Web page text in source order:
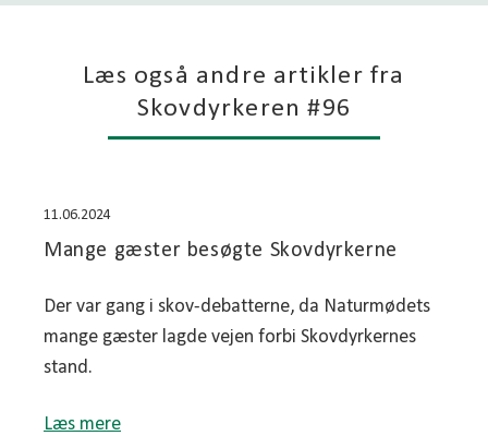
Læs også andre artikler fra
Skovdyrkeren #96
11.06.2024
Mange gæster besøgte Skovdyrkerne
Der var gang i skov-debatterne, da Naturmødets
mange gæster lagde vejen forbi Skovdyrkernes
stand.
Læs mere